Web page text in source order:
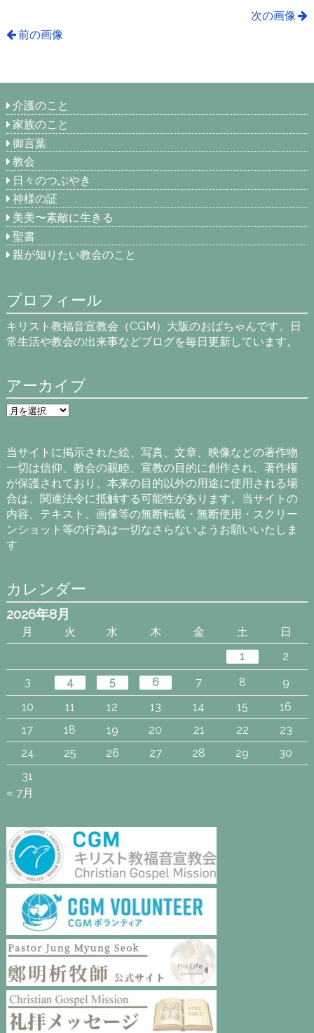
次の画像
前の画像
介護のこと
家族のこと
御言葉
教会
日々のつぶやき
神様の証
美美〜素敵に生きる
聖書
親が知りたい教会のこと
プロフィール
キリスト教福音宣教会（CGM）大阪のおばちゃんです。日
常生活や教会の出来事などブログを毎日更新しています。
アーカイブ
ア
ー
ブ
当サイトに掲示された絵、写真、文章、映像などの著作物
一切は信仰、教会の親睦、宣教の目的に創作され、著作権
が保護されており、本来の目的以外の用途に使用される場
合は、関連法令に抵触する可能性があります。当サイトの
内容、テキスト、画像等の無断転載・無断使用・スクリー
ンショット等の行為は一切なさらないようお願いいたしま
す
カレンダー
2026年8月
月 火 水 木 金 土
日
1
2
3
4 5 6 7 8
9
10
11 12 13 14 15
16
17
18 19 20 21 22
23
24
25 26 27 28 29
30
31
« 7月